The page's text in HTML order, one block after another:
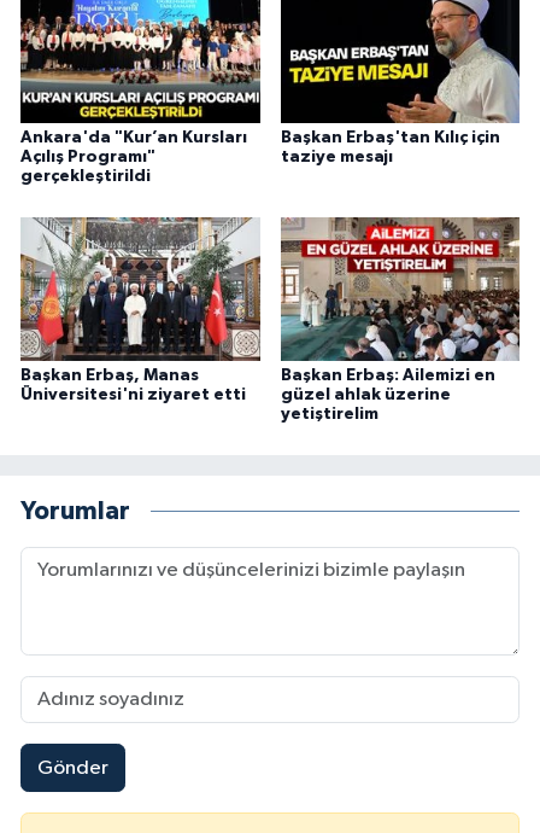
Ankara'da "Kur’an Kursları
Açılış Programı"
gerçekleştirildi
Başkan Erbaş'tan Kılıç için
taziye mesajı
Başkan Erbaş, Manas
Üniversitesi'ni ziyaret etti
Başkan Erbaş: Ailemizi en
güzel ahlak üzerine
yetiştirelim
Yorumlar
Gönder
Konya Müftülüğü
Kütahya Müftülüğü
Malatya Müftülüğü
Manisa Müftülüğü
Mardin Müftülüğü
Mersin Müftülüğü
Osmaniye Müftülüğü
Rize Müftülüğü